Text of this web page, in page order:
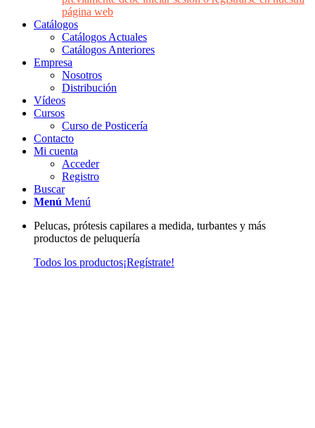
página web
Catálogos
Catálogos Actuales
Catálogos Anteriores
Empresa
Nosotros
Distribución
Vídeos
Cursos
Curso de Posticería
Contacto
Mi cuenta
Acceder
Registro
Buscar
Menú Menú
Pelucas, prótesis capilares a medida, turbantes y más
productos de peluquería
Todos los productos¡Regístrate!